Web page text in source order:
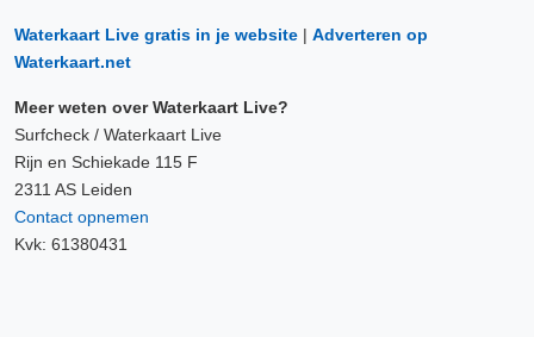
Waterkaart Live gratis in je website | Adverteren op
Waterkaart.net
Meer weten over Waterkaart Live?
Surfcheck / Waterkaart Live
Rijn en Schiekade 115 F
2311 AS Leiden
Contact opnemen
Kvk: 61380431